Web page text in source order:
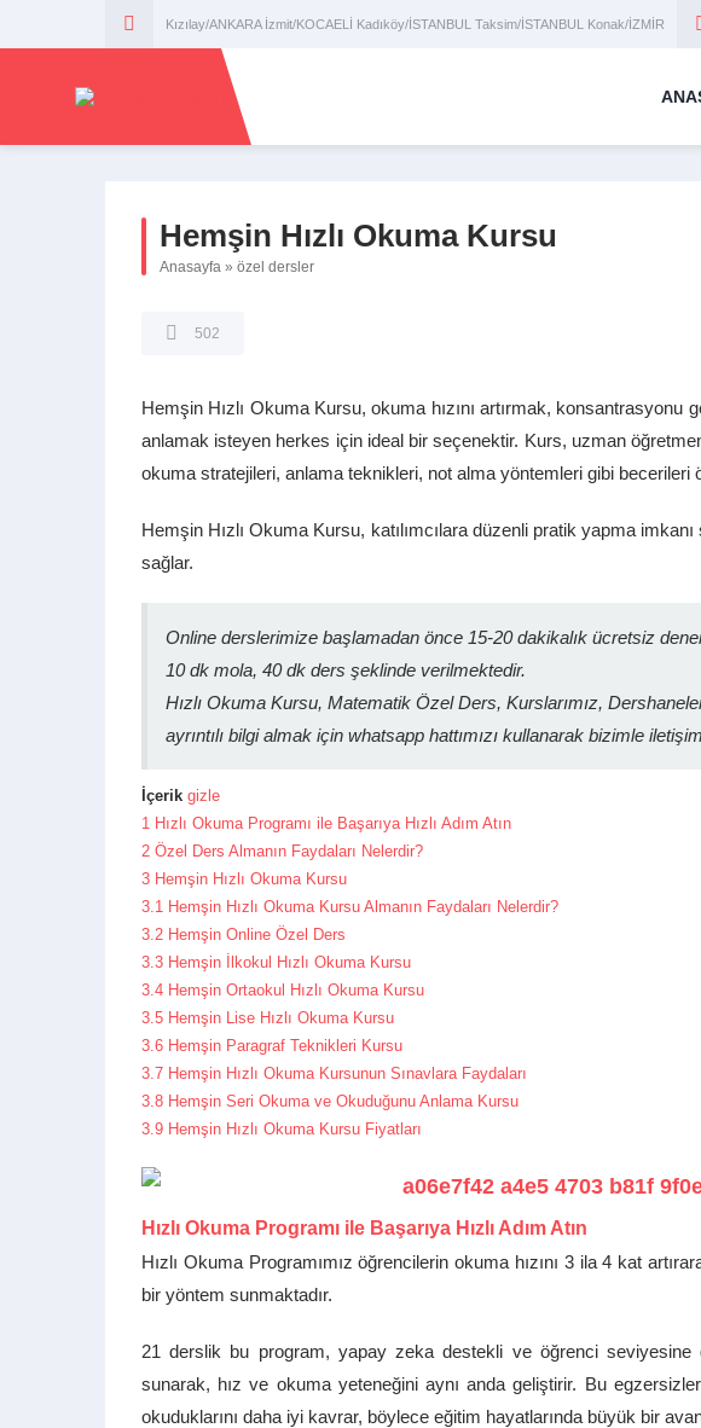
Kızılay/ANKARA İzmit/KOCAELİ Kadıköy/İSTANBUL Taksim/İSTANBUL Konak/İZMİR
Hemşin Hızlı Okuma Kursu
Anasayfa » özel dersler
502
Hemşin Hızlı Okuma Kursu, okuma hızını artırmak, konsantrasyonu
anlamak isteyen herkes için ideal bir seçenektir. Kurs, uzman
okuma stratejileri, anlama teknikleri, not alma yöntemleri gibi becerileri
Hemşin Hızlı Okuma Kursu, katılımcılara düzenli pratik yapma
sağlar.
Online derslerimize başlamadan önce 15-20 dakikalık ücretsiz
10 dk mola, 40 dk ders şeklinde verilmektedir.
Hızlı Okuma Kursu, Matematik Özel Ders, Kurslarımız,
ayrıntılı bilgi almak için whatsapp hattımızı kullanarak bizimle
İçerik gizle
1 Hızlı Okuma Programı ile Başarıya Hızlı Adım Atın
2 Özel Ders Almanın Faydaları Nelerdir?
3 Hemşin Hızlı Okuma Kursu
3.1 Hemşin Hızlı Okuma Kursu Almanın Faydaları Nelerdir?
3.2 Hemşin Online Özel Ders
3.3 Hemşin İlkokul Hızlı Okuma Kursu
3.4 Hemşin Ortaokul Hızlı Okuma Kursu
3.5 Hemşin Lise Hızlı Okuma Kursu
3.6 Hemşin Paragraf Teknikleri Kursu
3.7 Hemşin Hızlı Okuma Kursunun Sınavlara Faydaları
3.8 Hemşin Seri Okuma ve Okuduğunu Anlama Kursu
3.9 Hemşin Hızlı Okuma Kursu Fiyatları
Hızlı Okuma Programı ile Başarıya Hızlı Adım Atın
Hızlı Okuma Programımız öğrencilerin okuma hızını 3 ila 4 kat
bir yöntem sunmaktadır.
21 derslik bu program, yapay zeka destekli ve öğrenci seviyesine
sunarak, hız ve okuma yeteneğini aynı anda geliştirir. Bu
okuduklarını daha iyi kavrar, böylece eğitim hayatlarında büyük bir